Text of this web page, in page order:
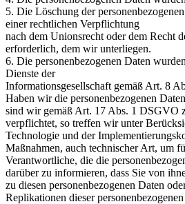
5. Die Löschung der
einer rechtlichen Verpflichtung
nach dem Unionsrecht oder dem Recht
erforderlich, dem wir unterliegen.
6. Die personenbezogenen Daten
Dienste der
Informationsgesellschaft gemäß Art. 8
Haben wir die personenbezogenen
sind wir gemäß Art. 17 Abs. 1 DSGVO
verpflichtet, so treffen wir unter
Technologie und der
Maßnahmen, auch technischer Art, um
Verantwortliche, die die
darüber zu informieren, dass Sie von
zu diesen personenbezogenen Daten
Replikationen dieser